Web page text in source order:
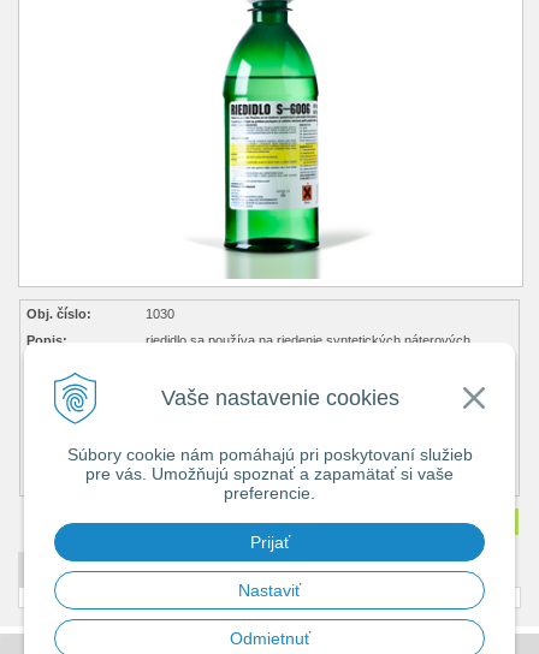
Vaše nastavenie cookies
Súbory cookie nám pomáhajú pri poskytovaní služieb
pre vás. Umožňujú spoznať a zapamätať si vaše
preferencie.
Prijať
Nastaviť
Odmietnuť
Obj. číslo:
1030
Popis:
riedidlo sa používa na riedenie syntetických náterových
Cena bez DPH
Cena s DPH
Obsah balenia:
0,35 ks ks
(0,75 € s dph / kg)
Množstvo ks
DETAILNÝ POPIS